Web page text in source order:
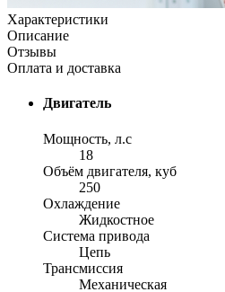
Характеристики
Описание
Отзывы
Оплата и доставка
Двигатель
Мощность, л.с
18
Объём двигателя, куб
250
Охлаждение
Жидкостное
Система привода
Цепь
Трансмиссия
Механическая